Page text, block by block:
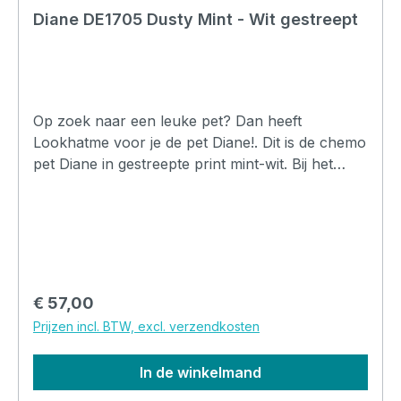
Diane DE1705 Dusty Mint - Wit gestreept
Op zoek naar een leuke pet? Dan heeft
Lookhatme voor je de pet Diane!. Dit is de chemo
pet Diane in gestreepte print mint-wit. Bij het
Hierdoor ontstaat er volledige bedekking van je
haarlijn en het zorgt voor een uitstekend
pasvorm. De pet Diane is ontworpen voor
mensen die haarverlies hebben door chemo of
Alopecia maar is ook prima geschikt voor
Normale prijs:
€ 57,00
Prijzen incl. BTW, excl. verzendkosten
In de winkelmand